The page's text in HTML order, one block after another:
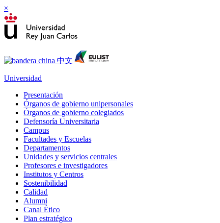
×
Universidad
Presentación
Órganos de gobierno unipersonales
Órganos de gobierno colegiados
Defensoría Universitaria
Campus
Facultades y Escuelas
Departamentos
Unidades y servicios centrales
Profesores e investigadores
Institutos y Centros
Sostenibilidad
Calidad
Alumni
Canal Ético
Plan estratégico